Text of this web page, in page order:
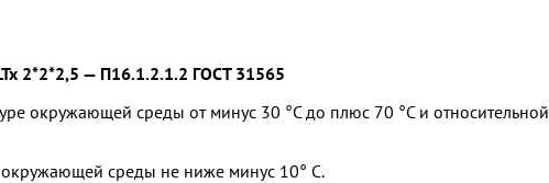
2*2*2,5 — П16.1.2.1.2 ГОСТ 31565
окружающей среды от минус 30 °С до плюс 70 °С и относительной
среды не ниже минус 10° С.